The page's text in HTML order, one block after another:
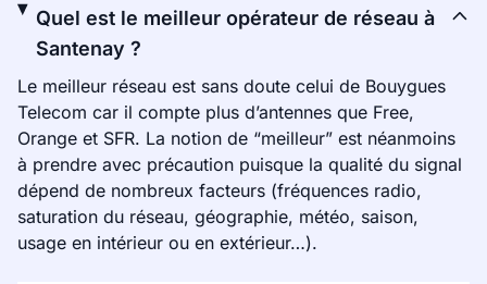
Quel est le meilleur opérateur de réseau à
Santenay ?
Le meilleur réseau est sans doute celui de Bouygues
Telecom car il compte plus d’antennes que Free,
Orange et SFR. La notion de “meilleur” est néanmoins
à prendre avec précaution puisque la qualité du signal
dépend de nombreux facteurs (fréquences radio,
saturation du réseau, géographie, météo, saison,
usage en intérieur ou en extérieur…).